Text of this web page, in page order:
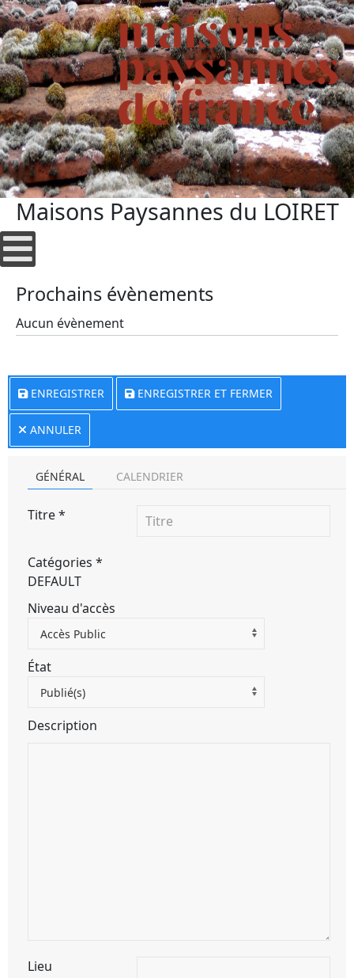
Maisons Paysannes du LOIRET
Prochains évènements
Aucun évènement
ENREGISTRER ENREGISTRER ET FERMER
ANNULER
GÉNÉRAL CALENDRIER
Titre*
Catégories *
DEFAULT
Niveau d'accès
Accès Public
État
Publié(s)
Description
Lieu